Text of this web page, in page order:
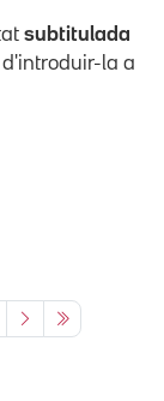
subtitulada
la a